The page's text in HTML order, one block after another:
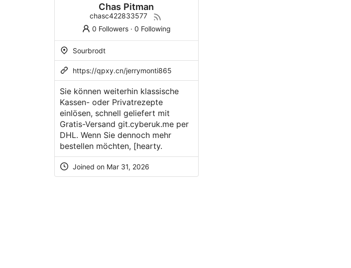
Chas Pitman
chasc422833577
0 Followers ·0 Following
Sourbrodt
https://qpxy.cn/jerrymonti865
Sie können weiterhin klassische
Kassen- oder Privatrezepte
einlösen, schnell geliefert mit
Gratis-Versand git.cyberuk.meper
DHL. Wenn Sie dennoch mehr
bestellen möchten, [hearty.
Joined on Mar 31, 2026